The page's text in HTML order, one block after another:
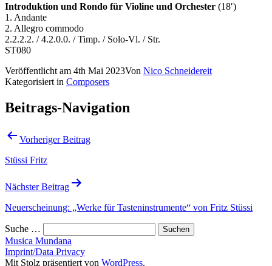
Introduktion und Rondo für Violine und Orchester (18′)
1. Andante
2. Allegro commodo
2.2.2.2. / 4.2.0.0. / Timp. / Solo-Vl. / Str.
ST080
Veröffentlicht am 4th Mai 2023Von Nico Schneidereit
Kategorisiert in Composers
Beitrags-Navigation
Vorheriger Beitrag
Stüssi Fritz
Nächster Beitrag
Neuerscheinung: „Werke für Tasteninstrumente“ von Fritz Stüssi
Suche …
Musica Mundana
Imprint/Data Privacy
Mit Stolz präsentiert von WordPress.